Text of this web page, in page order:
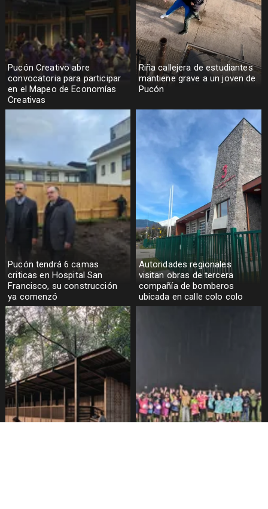
Pucón Creativo abre
convocatoria para participar
en el Mapeo de Economías
Creativas
Riña callejera de estudiantes
mantiene grave a un joven de
Pucón
Pucón tendrá 6 camas
criticas en Hospital San
Francisco, su construcción
ya comenzó
Autoridades regionales
visitan obras de tercera
compañía de bomberos
ubicada en calle colo colo